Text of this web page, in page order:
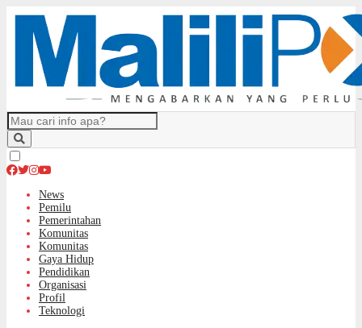
News
Pemilu
Pemerintahan
Komunitas
Komunitas
Gaya Hidup
Pendidikan
Organisasi
Profil
Teknologi